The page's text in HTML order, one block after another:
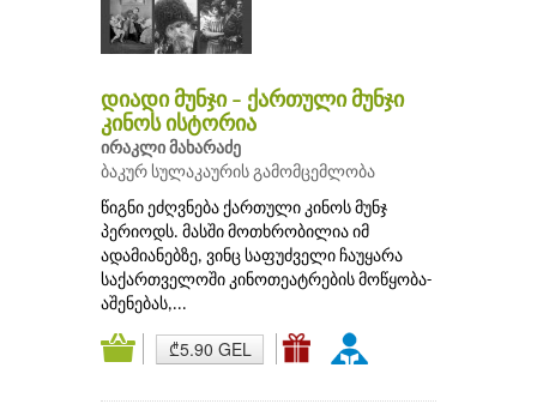
დიადი მუნჯი – ქართული მუნჯი
კინოს ისტორია
ირაკლი მახარაძე
ბაკურ სულაკაურის გამომცემლობა
წიგნი ეძღვნება ქართული კინოს მუნჯ
პერიოდს. მასში მოთხრობილია იმ
ადამიანებზე, ვინც საფუძველი ჩაუყარა
საქართველოში კინოთეატრების მოწყობა-
აშენებას,...
₾5.90 GEL